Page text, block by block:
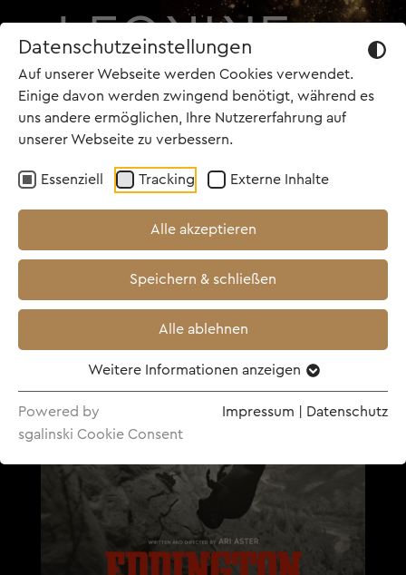
Datenschutzeinstellungen
Auf unserer Webseite werden Cookies verwendet.
Einige davon werden zwingend benötigt, während es
uns andere ermöglichen, Ihre Nutzererfahrung auf
unserer Webseite zu verbessern.
Essenziell Tracking Externe Inhalte
Alle akzeptieren
Speichern & schließen
Alle ablehnen
Weitere Informationen anzeigen
Powered by
sgalinski Cookie Consent
Impressum Datenschutz
TOP NEWS
EDDINGTON mit neuem
Kinostart am 20.
November 2025!